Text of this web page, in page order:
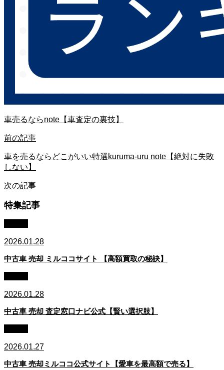
車売るならnote【車査定の裏技】
前の記事
車を売るならどこがいい特選kuruma-uru note【絶対に失敗
しない】
次の記事
特集記事
2026.01.28
中古車 売却 ミルココサイト 【高額買取の秘訣】
2026.01.28
中古車 売却 査定窓口ナビ公式【賢い選択肢】
2026.01.27
中古車 売却ミルココ公式サイト【愛車を最高額で売る】